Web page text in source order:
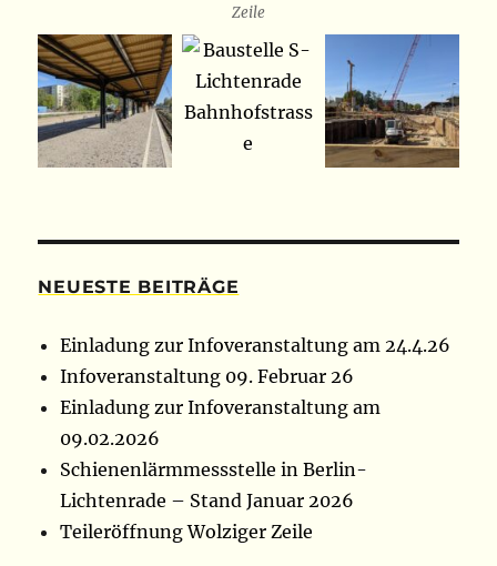
Zeile
NEUESTE BEITRÄGE
Einladung zur Infoveranstaltung am 24.4.26
Infoveranstaltung 09. Februar 26
Einladung zur Infoveranstaltung am
09.02.2026
Schienenlärmmessstelle in Berlin-
Lichtenrade – Stand Januar 2026
Teileröffnung Wolziger Zeile